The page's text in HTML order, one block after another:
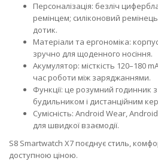
Персоналізація: безліч
ремінцем; силіконовий
дотик.
Матеріали та ергономіка:
зручно для щоденного носіння.
Акумулятор: місткість 120–180
час роботи між заряджаннями.
Функції: це розумний годинник
будильником і дистанційним
Сумісність: Android Wear,
для швидкої взаємодії.
S8 Smartwatch X7 поєднує стиль,
доступною ціною.